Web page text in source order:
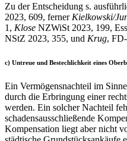
Zu der Entscheidung s.
2023, 609, fernerKielkowski/
1, Klose NZWiSt 2023, 199,
NStZ 2023, 355, und Krug,
c) Untreue und Bestechlichkeit eines
Ein Vermögensnachteil im
durch die Erbringung einer
werden. Ein solcher Nachteil
schadensausschließende
Kompensation liegt aber nicht